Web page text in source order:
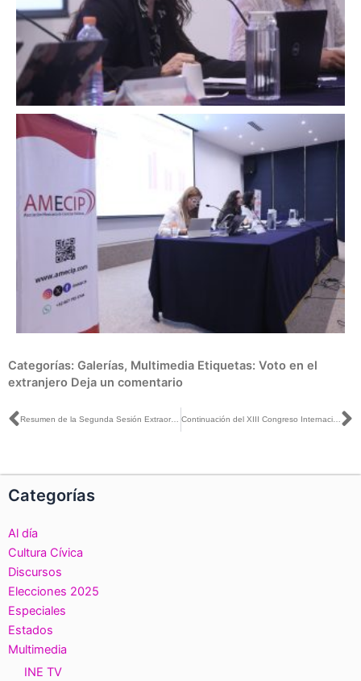
Categorías: Galerías, Multimedia Etiquetas: Voto en el
extranjero Deja un comentario
Ant Resumen de la Segunda Sesión Extraordinaria del Consejo General del INE, 25 de septiembre de 2025 Continuación del XIII Congreso Internacional de la AMECIP, 6 de agosto de 2025.
Categorías
Al día
Cultura Cívica
Discursos
Elecciones 2025
Especiales
Estados
Multimedia
INE TV